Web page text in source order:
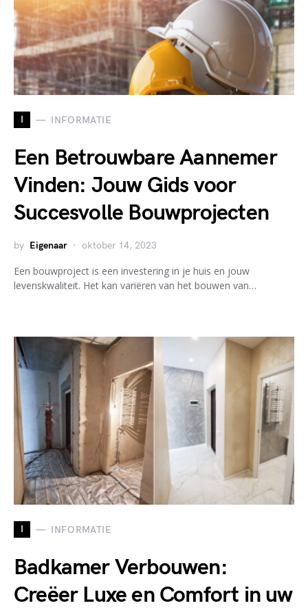
I INFORMATIE
Een Betrouwbare Aannemer
Vinden: Jouw Gids voor
Succesvolle Bouwprojecten
by Eigenaar oktober 14, 2023
Een bouwproject is een investering in je huis en jouw
levenskwaliteit. Het kan variëren van het bouwen van…
I INFORMATIE
Badkamer Verbouwen:
Creëer Luxe en Comfort in uw